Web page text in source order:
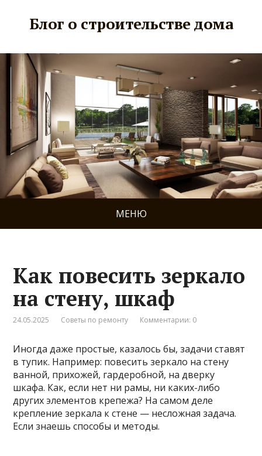
Блог о строительстве дома
МЕНЮ
Как повесить зеркало
на стену, шкаф
24.05.2025 Советы по ремонту Комментарии: 0
Иногда даже простые, казалось бы, задачи ставят
в тупик. Например: повесить зеркало на стену
ванной, прихожей, гардеробной, на дверку
шкафа. Как, если нет ни рамы, ни каких-либо
других элементов крепежа? На самом деле
крепление зеркала к стене — несложная задача.
Если знаешь способы и методы.